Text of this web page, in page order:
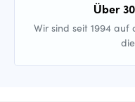
Über
Wir sind seit 1994